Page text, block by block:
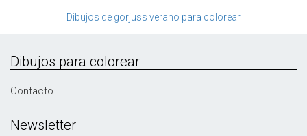
Dibujos de gorjuss verano para colorear
Dibujos para colorear
Contacto
Newsletter